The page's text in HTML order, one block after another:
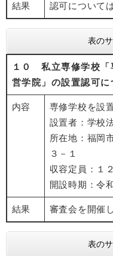
結果 認可について
表の
１０ 私立専修学校「
営学院」の設置認可に
内容
専修学校を設
設置者：学校
所在地：福岡
３－１
収容定員：１
開設時期：令
結果 審査会を開催
表の